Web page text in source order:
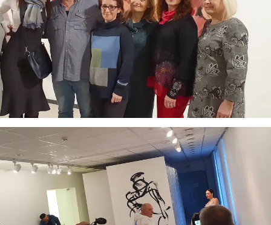
atsakingo specialisto.
Taigi... kuo galėčiau Jums padėti?